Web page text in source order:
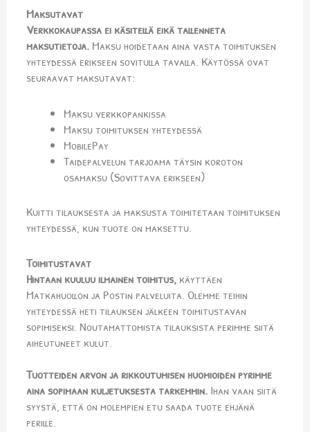
Maksutavat
Verkkokaupassa ei käsitellä eikä tallenneta
maksutietoja.Maksu hoidetaan aina vasta toimituksen
yhteydessä erikseen sovitulla tavalla. Käytössä ovat
seuraavat maksutavat:
Maksu verkkopankissa
Maksu toimituksen yhteydessä
MobilePay
Taidepalvelun tarjoama täysin koroton
osamaksu (Sovittava erikseen)
Kuitti tilauksesta ja maksusta toimitetaan toimituksen
yhteydessä, kun tuote on maksettu.
Toimitustavat
Hintaan kuuluu ilmainen toimitus, käyttäen
Matkahuollon ja Postin palveluita. Olemme teihin
yhteydessä heti tilauksen jälkeen toimitustavan
sopimiseksi. Noutamattomista tilauksista perimme siitä
aiheutuneet kulut.
Tuotteiden arvon ja rikkoutumisen huomioiden pyrimme
aina sopimaan kuljetuksesta tarkemmin.Ihan vaan siitä
syystä, että on molempien etu saada tuote ehjänä
perille.